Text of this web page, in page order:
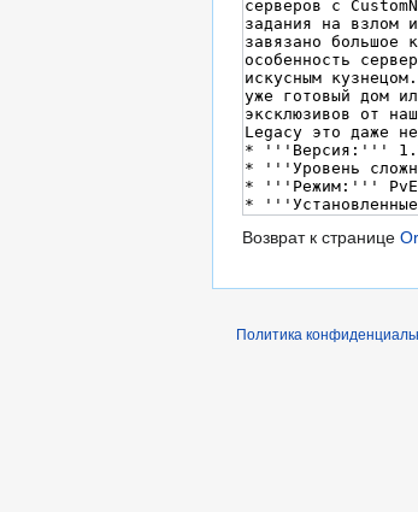
Возврат к странице
Политика